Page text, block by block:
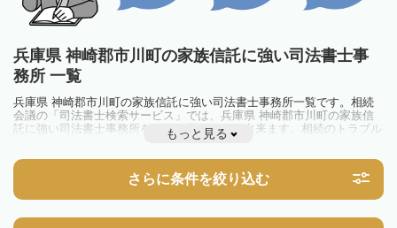
兵庫県 神崎郡市川町の家族信託に強い司法書士事
務所 一覧
兵庫県 神崎郡市川町の家族信託に強い司法書士事務所一覧です。相続
会議の「司法書士検索サービス」では、兵庫県 神崎郡市川町の家族信
託に強い司法書士事務所を一覧で見ることが出来ます。相続のトラブル
やお悩みを抱えている方は一度近隣の司法書士に相談してみましょう。
もっと見る
さらに条件を絞り込む